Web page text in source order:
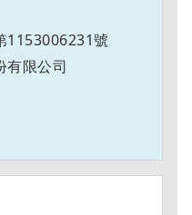
1153006231號
有限公司